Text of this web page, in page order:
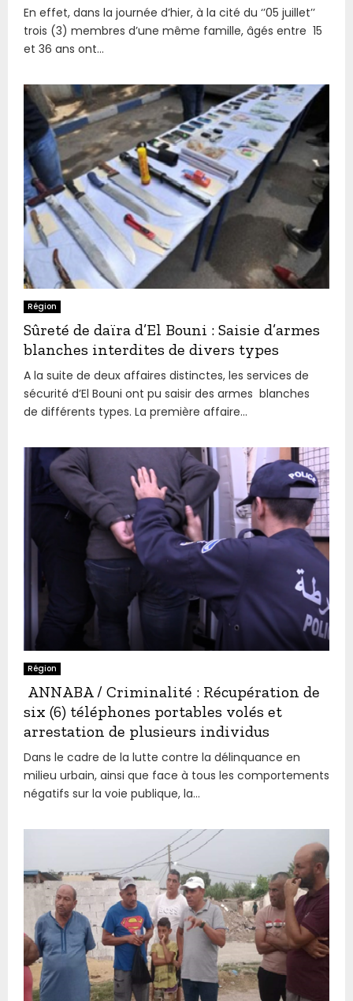
En effet, dans la journée d’hier, à la cité du ‘’05 juillet’’
trois (3) membres d’une même famille, âgés entre 15
et 36 ans ont...
Région
Sûreté de daïra d’El Bouni : Saisie d’armes
blanches interdites de divers types
A la suite de deux affaires distinctes, les services de
sécurité d’El Bouni ont pu saisir des armes blanches
de différents types. La première affaire...
Région
ANNABA / Criminalité : Récupération de
six (6) téléphones portables volés et
arrestation de plusieurs individus
Dans le cadre de la lutte contre la délinquance en
milieu urbain, ainsi que face à tous les comportements
négatifs sur la voie publique, la...